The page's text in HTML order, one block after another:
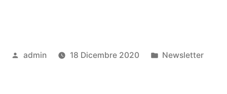
Pubblicato
admin 18 Dicembre 2020
Pubblicato
Newsletter